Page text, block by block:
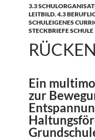
3.3
LEITBILD,4.3
SCHULEIGENES
STECKBRIEFE SCHULE
Ein
zur